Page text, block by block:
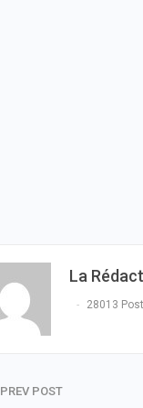
La
28013
PREV POST